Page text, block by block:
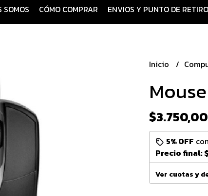
SOMOS CÓMO COMPRAR ENVIOS Y PUNTO DE RETIRO
Inicio
$3.750,00
5% OFF con
Precio final:
Ver cuotas y